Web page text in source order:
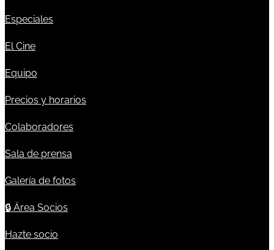
Especiales
El Cine
Equipo
Precios y horarios
Colaboradores
Sala de prensa
Galería de fotos
🔒 Área Socios
Hazte socio